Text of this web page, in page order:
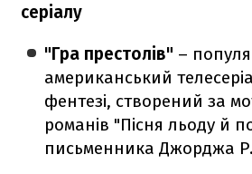
серіалу
"Гра престолів" –
американський
фентезі, створений за
романів "Пісня льоду й
письменника Джорджа